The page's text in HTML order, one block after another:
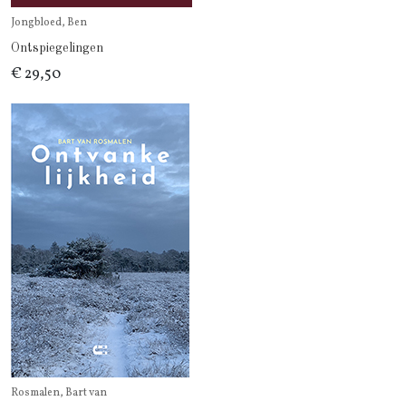
Jongbloed, Ben
Ontspiegelingen
€ 29,50
Rosmalen, Bart van